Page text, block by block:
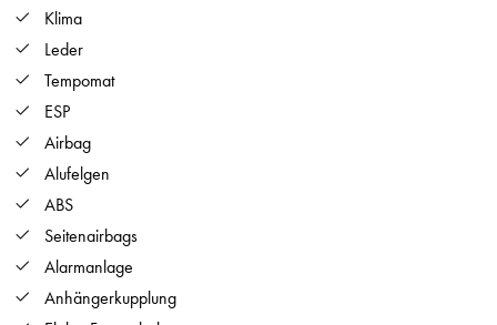
Klima
Leder
Tempomat
ESP
Airbag
Alufelgen
ABS
Seitenairbags
Alarmanlage
Anhängerkupplung